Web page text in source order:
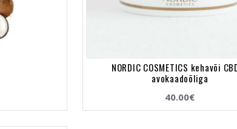
NORDIC COSMETICS kehavõi
avokaadoõliga
40.00€